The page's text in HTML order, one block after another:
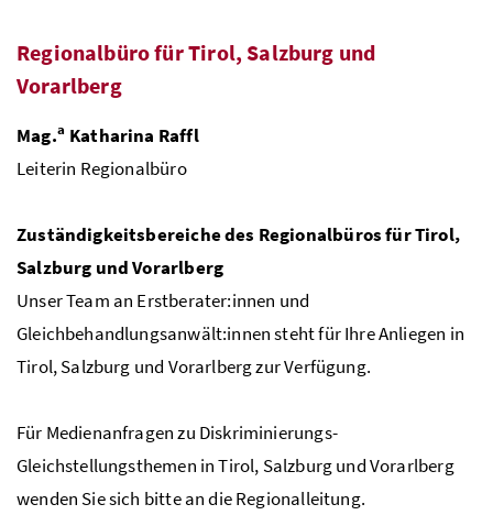
Regionalbüro für Tirol, Salzburg und
Vorarlberg
Mag.a Katharina Raffl
Leiterin Regionalbüro
Zuständigkeitsbereiche des Regionalbüros für Tirol,
Salzburg und Vorarlberg
Unser Team an Erstberater:innen und
Gleichbehandlungsanwält:innen steht für Ihre Anliegen in
Tirol, Salzburg und Vorarlberg zur Verfügung.
Für Medienanfragen zu Diskriminierungs-
Gleichstellungsthemen in Tirol, Salzburg und Vorarlberg
wenden Sie sich bitte an die Regionalleitung.